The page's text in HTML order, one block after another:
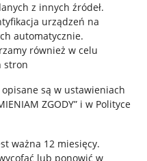
z innych źródeł.
urządzeń na
automatycznie.
również w celu
stron
są w ustawieniach
ZGODY” i w Polityce
ważna 12 miesięcy.
lub ponowić w